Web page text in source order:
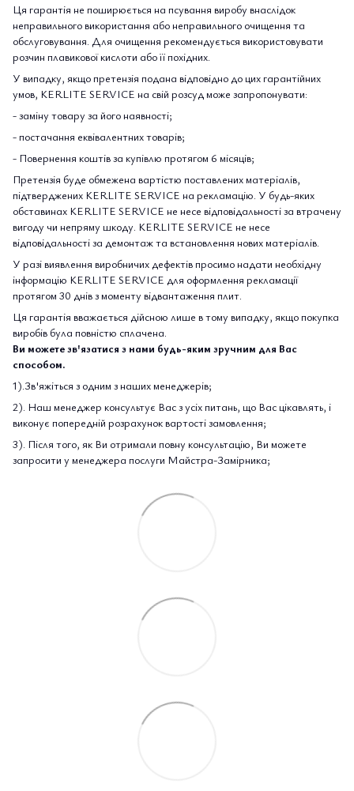
Ця гарантія не поширюється на псування виробу внаслідок
неправильного використання або неправильного очищення та
обслуговування. Для очищення рекомендується використовувати
розчин плавикової кислоти або її похідних.
У випадку, якщо претензія подана відповідно до цих гарантійних
умов, KERLITE SERVICE на свій розсуд може запропонувати:
- заміну товару за його наявності;
- постачання еквівалентних товарів;
- Повернення коштів за купівлю протягом 6 місяців;
Претензія буде обмежена вартістю поставлених матеріалів,
підтверджених KERLITE SERVICE на рекламацію. У будь-яких
обставинах KERLITE SERVICE не несе відповідальності за втрачену
вигоду чи непряму шкоду. KERLITE SERVICE не несе
відповідальності за демонтаж та встановлення нових матеріалів.
У разі виявлення виробничих дефектів просимо надати необхідну
інформацію KERLITE SERVICE для оформлення рекламації
протягом 30 днів з моменту відвантаження плит.
Ця гарантія вважається дійсною лише в тому випадку, якщо покупка
виробів була повністю сплачена.
Ви можете зв'язатися з нами будь-яким зручним для Вас
способом.
1).Зв'яжіться з одним з наших менеджерів;
2). Наш менеджер консультує Вас з усіх питань, що Вас цікавлять, і
виконує попередній розрахунок вартості замовлення;
3). Після того, як Ви отримали повну консультацію, Ви можете
запросити у менеджера послуги Майстра-Замірника;